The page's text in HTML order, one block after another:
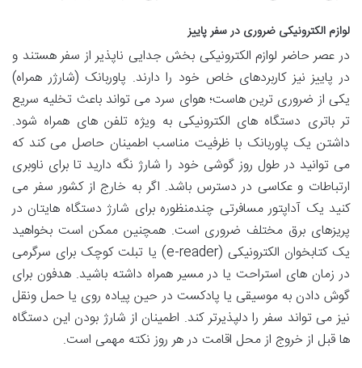
لوازم الکترونیکی ضروری در سفر پاییز
در عصر حاضر لوازم الکترونیکی بخش جدایی ناپذیر از سفر هستند و
در پاییز نیز کاربردهای خاص خود را دارند. پاوربانک (شارژر همراه)
یکی از ضروری ترین هاست؛ هوای سرد می تواند باعث تخلیه سریع
تر باتری دستگاه های الکترونیکی به ویژه تلفن های همراه شود.
داشتن یک پاوربانک با ظرفیت مناسب اطمینان حاصل می کند که
می توانید در طول روز گوشی خود را شارژ نگه دارید تا برای ناوبری
ارتباطات و عکاسی در دسترس باشد. اگر به خارج از کشور سفر می
کنید یک آداپتور مسافرتی چندمنظوره برای شارژ دستگاه هایتان در
پریزهای برق مختلف ضروری است. همچنین ممکن است بخواهید
یک کتابخوان الکترونیکی (e-reader) یا تبلت کوچک برای سرگرمی
در زمان های استراحت یا در مسیر همراه داشته باشید. هدفون برای
گوش دادن به موسیقی یا پادکست در حین پیاده روی یا حمل ونقل
نیز می تواند سفر را دلپذیرتر کند. اطمینان از شارژ بودن این دستگاه
ها قبل از خروج از محل اقامت در هر روز نکته مهمی است.